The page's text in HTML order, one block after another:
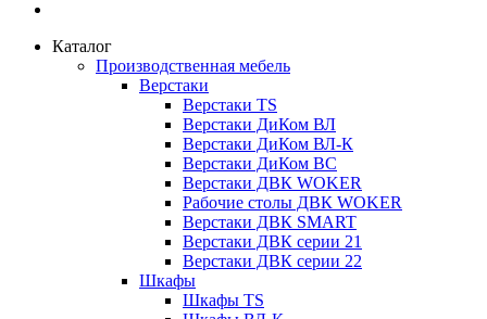
Каталог
Производственная мебель
Верстаки
Верстаки TS
Верстаки ДиКом ВЛ
Верстаки ДиКом ВЛ-К
Верстаки ДиКом ВС
Верстаки ДВК WOKER
Рабочие столы ДВК WOKER
Верстаки ДВК SMART
Верстаки ДВК серии 21
Верстаки ДВК серии 22
Шкафы
Шкафы TS